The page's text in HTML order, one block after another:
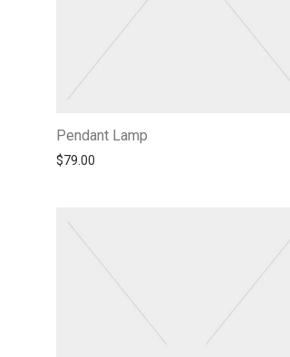
Pendant Lamp
$79.00